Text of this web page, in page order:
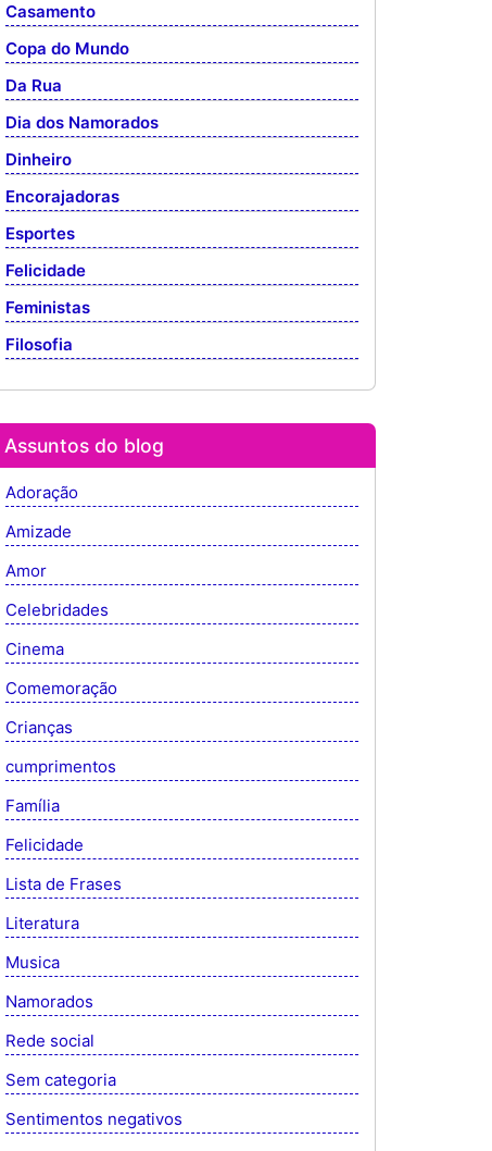
Casamento
Copa do Mundo
Da Rua
Dia dos Namorados
Dinheiro
Encorajadoras
Esportes
Felicidade
Feministas
Filosofia
Assuntos do blog
Adoração
Amizade
Amor
Celebridades
Cinema
Comemoração
Crianças
cumprimentos
Família
Felicidade
Lista de Frases
Literatura
Musica
Namorados
Rede social
Sem categoria
Sentimentos negativos